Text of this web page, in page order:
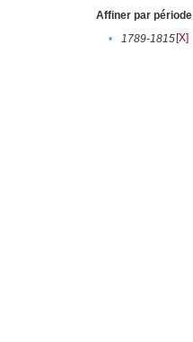
Affiner par période
•
1789-1815[X]